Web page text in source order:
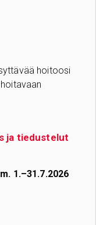
hoitoosi
ja tiedustelut
1.–31.7.2026